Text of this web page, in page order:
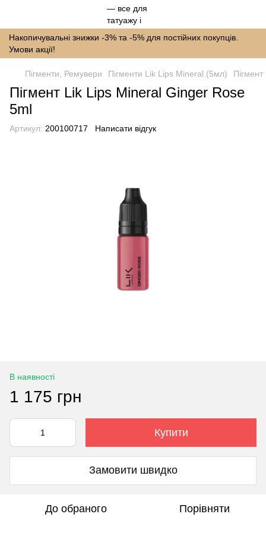
Накопичувальні знижки -3% та -5% для постійних покупців.
Умови акції!
Пігменти, Ремувери Пігменти Lik Lips Mineral (5мл)
Пігмент Lik Lips Mineral Ginger Rose
5ml
Артикул: 200100717 Написати відгук
В наявності
1 175 грн
Купити
Замовити швидко
До обраного Порівняти